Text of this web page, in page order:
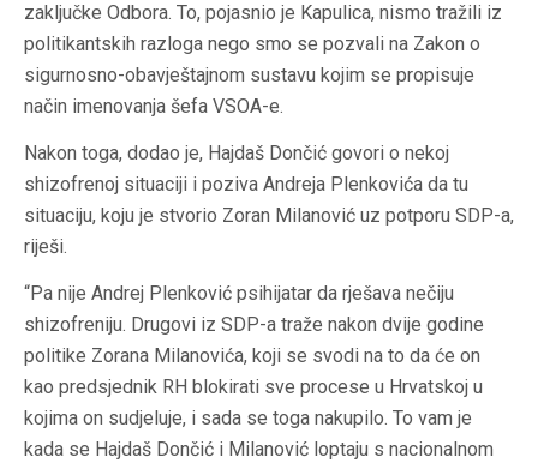
zaključke Odbora. To, pojasnio je Kapulica, nismo tražili iz
politikantskih razloga nego smo se pozvali na Zakon o
sigurnosno-obavještajnom sustavu kojim se propisuje
način imenovanja šefa VSOA-e.
Nakon toga, dodao je, Hajdaš Dončić govori o nekoj
shizofrenoj situaciji i poziva Andreja Plenkovića da tu
situaciju, koju je stvorio Zoran Milanović uz potporu SDP-a,
riješi.
“Pa nije Andrej Plenković psihijatar da rješava nečiju
shizofreniju. Drugovi iz SDP-a traže nakon dvije godine
politike Zorana Milanovića, koji se svodi na to da će on
kao predsjednik RH blokirati sve procese u Hrvatskoj u
kojima on sudjeluje, i sada se toga nakupilo. To vam je
kada se Hajdaš Dončić i Milanović loptaju s nacionalnom